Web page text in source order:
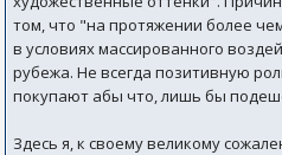
том, что "на протяжении более
в условиях массированного
рубежа. Не всегда позитивную
покупают абы что, лишь бы
Здесь я, к своему великому